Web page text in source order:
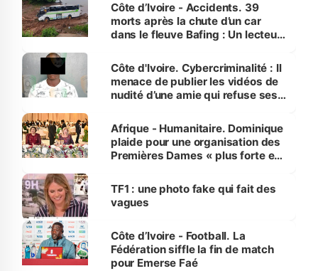
Côte d’Ivoire - Accidents. 39
morts après la chute d’un car
dans le fleuve Bafing : Un lecteur
des Transports
Côte d'Ivoire. Cybercriminalité : Il
menace de publier les vidéos de
nudité d’une amie qui refuse ses
Afrique - Humanitaire. Dominique
plaide pour une organisation des
Premières Dames « plus forte et
sur la scène internationale »
TF1 : une photo fake qui fait des
vagues
Côte d’Ivoire - Football. La
Fédération siffle la fin de match
pour Emerse Faé